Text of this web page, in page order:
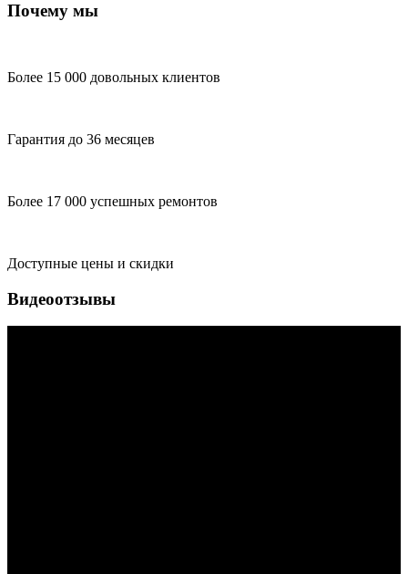
Почему мы
Более 15 000 довольных клиентов
Гарантия до 36 месяцев
Более 17 000 успешных ремонтов
Доступные цены и скидки
Видеоотзывы